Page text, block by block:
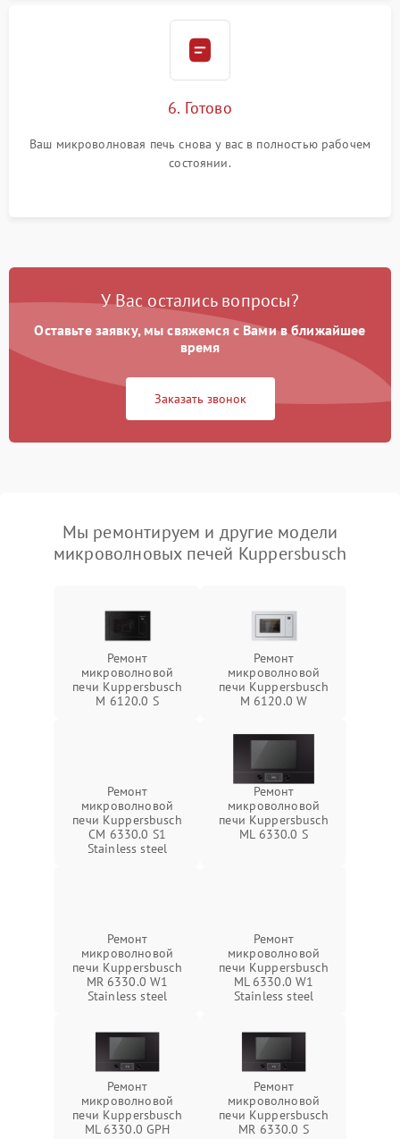
6. Готово
Ваш микроволновая печь снова у вас в полностью рабочем
состоянии.
У Вас остались вопросы?
Оставьте заявку, мы свяжемся с Вами в ближайшее
время
Заказать звонок
Мы ремонтируем и другие модели
микроволновых печей Kuppersbusch
Ремонт
микроволновой
печи Kuppersbusch
M 6120.0 S
Ремонт
микроволновой
печи Kuppersbusch
M 6120.0 W
Ремонт
микроволновой
печи Kuppersbusch
CM 6330.0 S1
Stainless steel
Ремонт
микроволновой
печи Kuppersbusch
ML 6330.0 S
Ремонт
микроволновой
печи Kuppersbusch
MR 6330.0 W1
Stainless steel
Ремонт
микроволновой
печи Kuppersbusch
ML 6330.0 W1
Stainless steel
Ремонт
микроволновой
печи Kuppersbusch
ML 6330.0 GPH
Ремонт
микроволновой
печи Kuppersbusch
MR 6330.0 S